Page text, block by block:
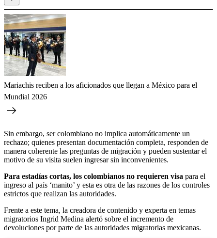
Mariachis reciben a los aficionados que llegan a México para el
Mundial 2026
Sin embargo, ser colombiano no implica automáticamente un
rechazo; quienes presentan documentación completa, responden de
manera coherente las preguntas de migración y pueden sustentar el
motivo de su visita suelen ingresar sin inconvenientes.
Para estadías cortas, los colombianos no requieren visa para el
ingreso al país ‘manito’ y esta es otra de las razones de los controles
estrictos que realizan las autoridades.
Frente a este tema, la creadora de contenido y experta en temas
migratorios Ingrid Medina alertó sobre el incremento de
devoluciones por parte de las autoridades migratorias mexicanas.